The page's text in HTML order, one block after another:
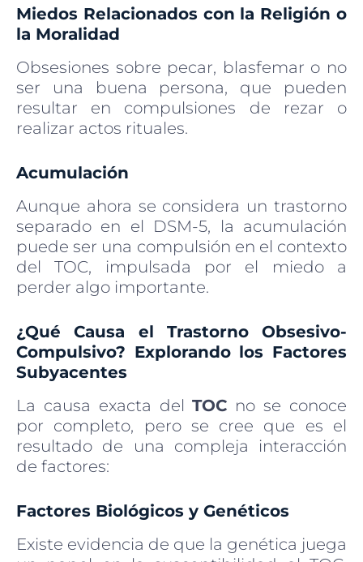
Miedos Relacionados con la Religión o
la Moralidad
Obsesiones sobre pecar, blasfemar o no
ser una buena persona, que pueden
resultar en compulsiones de rezar o
realizar actos rituales.
Acumulación
Aunque ahora se considera un trastorno
separado en el DSM-5, la acumulación
puede ser una compulsión en el contexto
del TOC, impulsada por el miedo a
perder algo importante.
¿Qué Causa el Trastorno Obsesivo-
Compulsivo? Explorando los Factores
Subyacentes
La causa exacta delTOC no se conoce
por completo, pero se cree que es el
resultado de una compleja interacción
de factores:
Factores Biológicos y Genéticos
Existe evidencia de que la genética juega